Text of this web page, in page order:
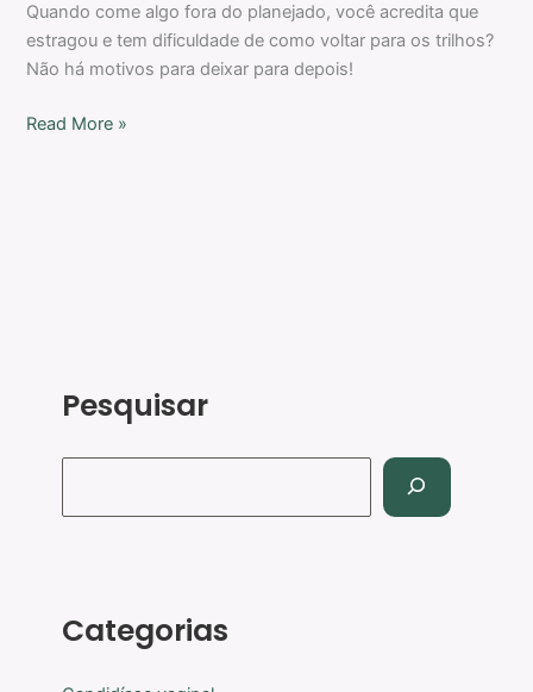
Quando come algo fora do planejado, você acredita que
estragou e tem dificuldade de como voltar para os trilhos?
Não há motivos para deixar para depois!
Read More »
Pesquisar
Categorias